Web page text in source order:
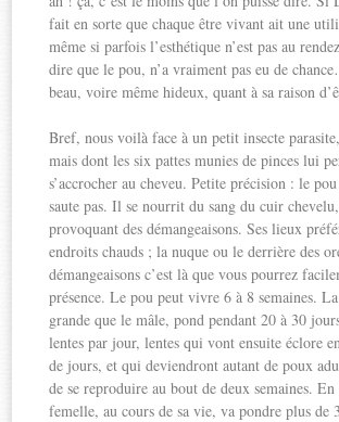
fait en sorte que chaque être vivant ait une
même si parfois l’esthétique n’est pas au
dire que le pou, n’a vraiment pas eu de
beau, voire même hideux, quant à sa raison
Bref, nous voilà face à un petit insecte
mais dont les six pattes munies de pinces lui
s’accrocher au cheveu. Petite précision : le
saute pas. Il se nourrit du sang du cuir
provoquant des démangeaisons. Ses lieux
endroits chauds ; la nuque ou le derrière des
démangeaisons c’est là que vous pourrez
présence. Le pou peut vivre 6 à 8 semaines.
grande que le mâle, pond pendant 20 à 30
lentes par jour, lentes qui vont ensuite éclore
de jours, et qui deviendront autant de poux
de se reproduire au bout de deux semaines.
femelle, au cours de sa vie, va pondre plus de